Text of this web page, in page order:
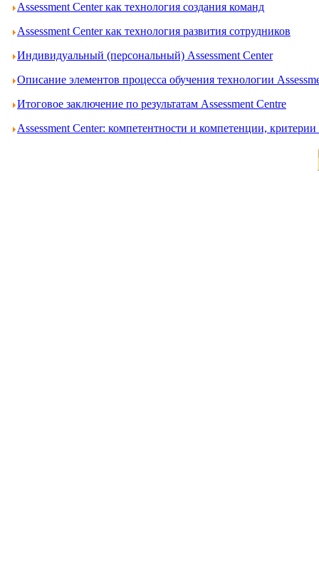
Assessment Center как технология создания команд
Assessment Center как технология развития сотрудников
Индивидуальный (персональный) Assessment Center
Описание элементов процесса обучения технологии
Итоговое заключение по результатам Assessment Centre
Assessment Center: компетентности и компетенции,